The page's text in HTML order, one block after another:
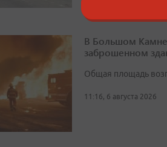
В Большом
заброшенном
Общая площадь
11:16, 6 августа 2026